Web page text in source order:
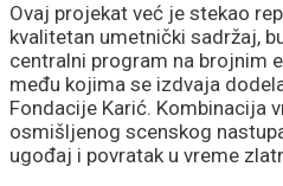
Ovaj projekat već je stekao
kvalitetan umetnički sadržaj,
centralni program na brojnim
među kojima se izdvaja
Fondacije Karić. Kombinacija
osmišljenog scenskog
ugođaj i povratak u vreme